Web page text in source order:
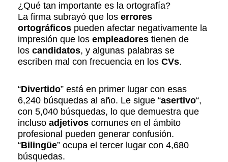
¿Qué tan importante es la ortografía?
La firma subrayó que los errores
ortográficos pueden afectar negativamente la
impresión que los empleadores tienen de
los candidatos, y algunas palabras se
escriben mal con frecuencia en los CVs.
“Divertido” está en primer lugar con esas
6,240 búsquedas al año. Le sigue “asertivo“,
con 5,040 búsquedas, lo que demuestra que
incluso adjetivos comunes en el ámbito
profesional pueden generar confusión.
“Bilingüe” ocupa el tercer lugar con 4,680
búsquedas.